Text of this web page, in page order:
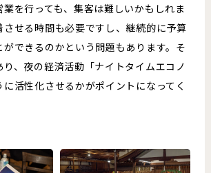
を行っても、集客は難しいかもしれま
させる時間も必要ですし、継続的に予算
できるのかという問題もあります。そ
、夜の経済活動「ナイトタイムエコノ
活性化させるかがポイントになってく